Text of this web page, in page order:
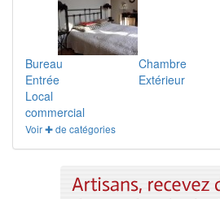
Bureau Chambre
Entrée
Extérieur
Local
commercial
Voir ✚ de catégories